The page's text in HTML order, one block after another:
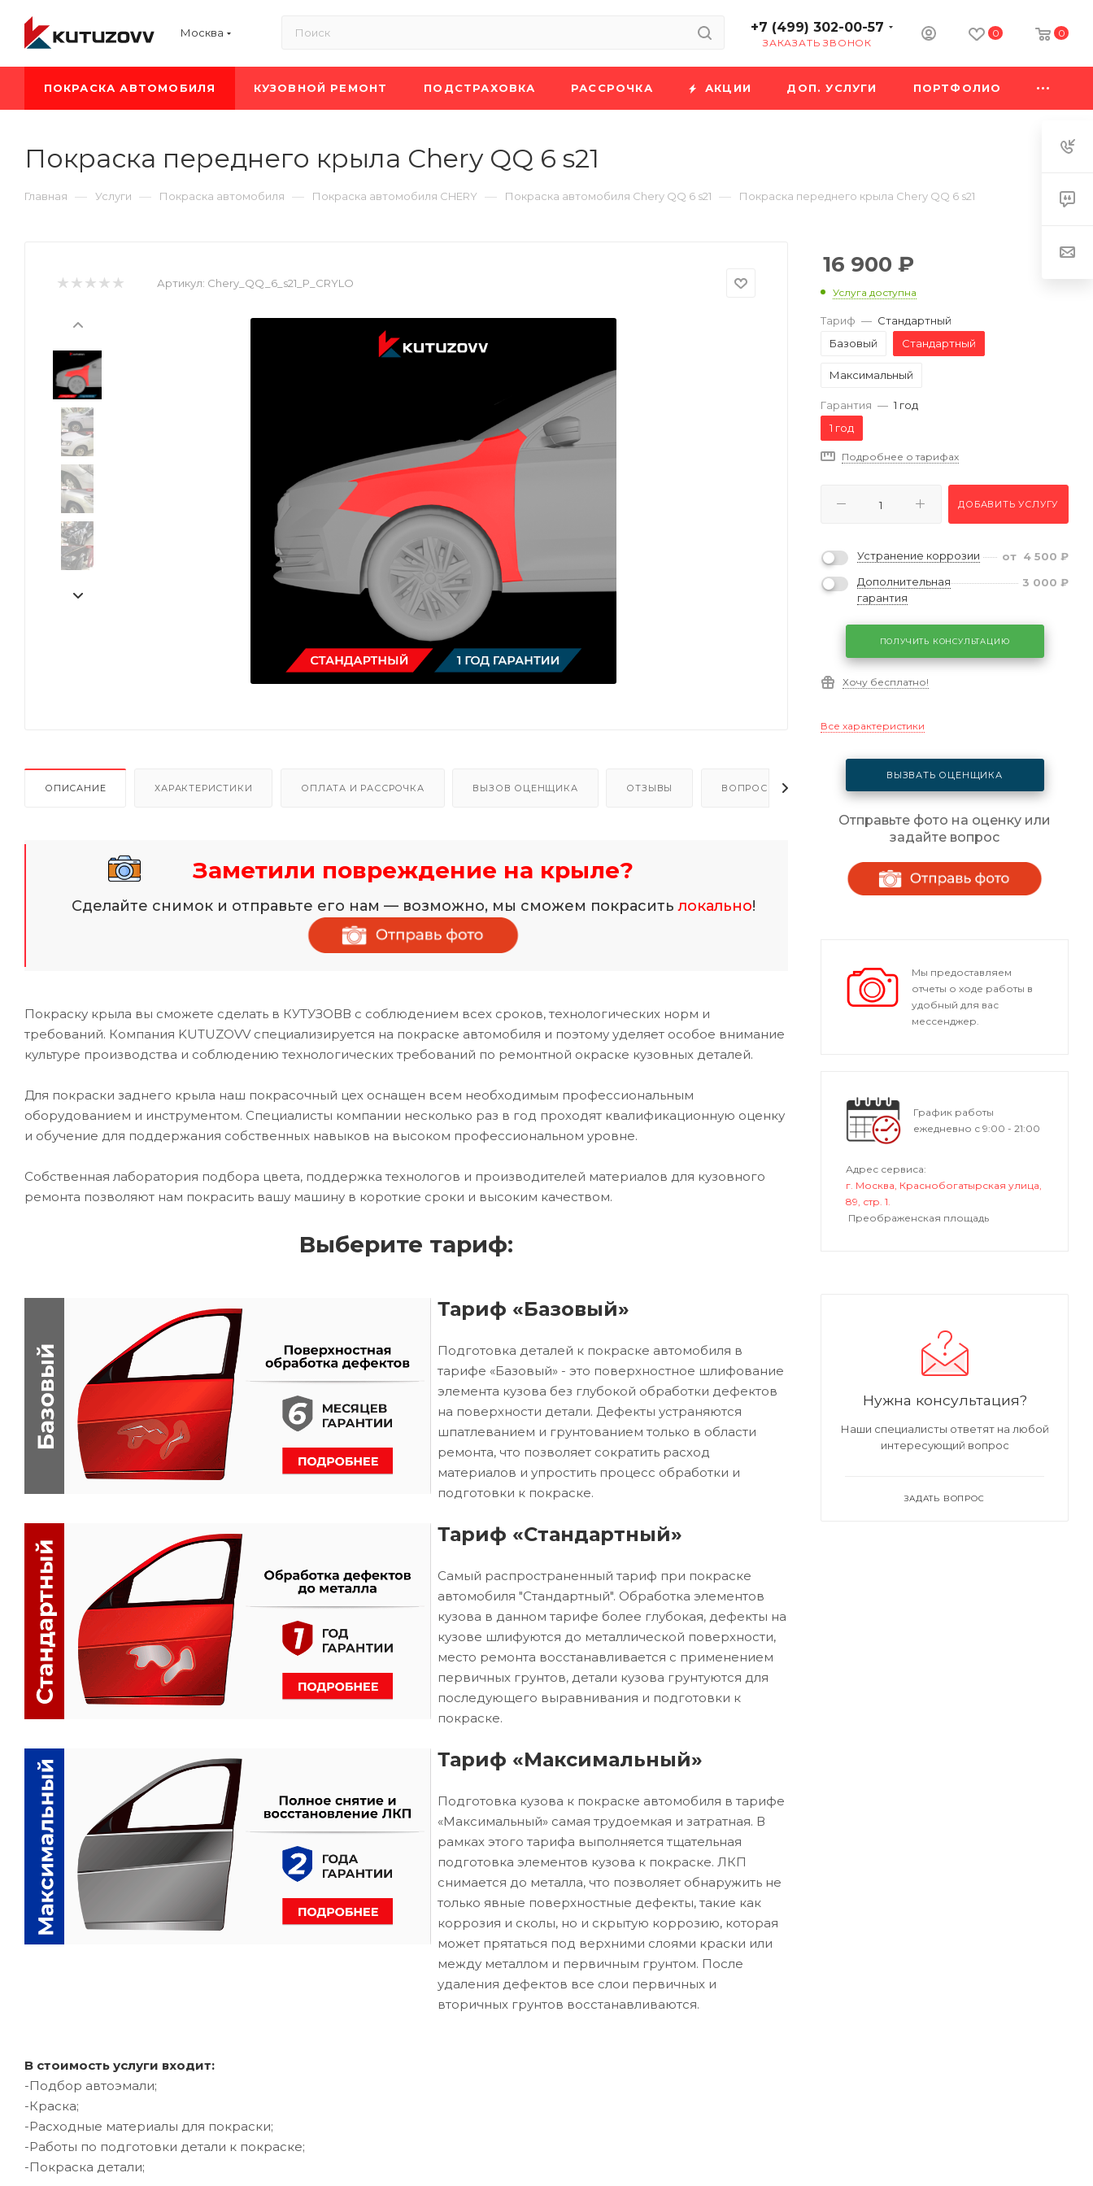
Москва +7 (499) 302-00-57
ЗАКАЗАТЬ ЗВОНОК
0 0
ПОКРАСКА АВТОМОБИЛЯ КУЗОВНОЙ РЕМОНТ ПОДСТРАХОВКА РАССРОЧКА АКЦИИ ДОП. УСЛУГИ ПОРТФОЛИО
Покраска переднего крыла Chery QQ 6 s21
Главная — Услуги — Покраска автомобиля — Покраска автомобиля CHERY — Покраска автомобиля Chery QQ 6 s21 — Покраска переднего крыла Chery QQ 6 s21
Артикул: Chery_QQ_6_s21_P_CRYLO
ОПИСАНИЕ ХАРАКТЕРИСТИКИ ОПЛАТА И РАССРОЧКА ВЫЗОВ ОЦЕНЩИКА ОТЗЫВЫ ВОПРОСЫ - ОТВЕТЫ
Заметили повреждение на крыле?
Сделайте снимок и отправьте его нам — возможно, мы сможем покраситьлокально!
Покраску крыла вы сможете сделать в КУТУЗОВВ с соблюдением всех сроков, технологических норм и
требований. Компания KUTUZOVV специализируется на покраске автомобиля и поэтому уделяет особое внимание
культуре производства и соблюдению технологических требований по ремонтной окраске кузовных деталей.
Для покраски заднего крыла наш покрасочный цех оснащен всем необходимым профессиональным
оборудованием и инструментом. Специалисты компании несколько раз в год проходят квалификационную оценку
и обучение для поддержания собственных навыков на высоком профессиональном уровне.
Собственная лаборатория подбора цвета, поддержка технологов и производителей материалов для кузовного
ремонта позволяют нам покрасить вашу машину в короткие сроки и высоким качеством.
Выберите тариф:
Тариф «Базовый»
Подготовка деталей к покраске автомобиля в
тарифе «Базовый» - это поверхностное шлифование
элемента кузова без глубокой обработки дефектов
на поверхности детали. Дефекты устраняются
шпатлеванием и грунтованием только в области
ремонта, что позволяет сократить расход
материалов и упростить процесс обработки и
подготовки к покраске.
Тариф «Стандартный»
Самый распространенный тариф при покраске
автомобиля "Стандартный". Обработка элементов
кузова в данном тарифе более глубокая, дефекты на
кузове шлифуются до металлической поверхности,
место ремонта восстанавливается с применением
первичных грунтов, детали кузова грунтуются для
последующего выравнивания и подготовки к
покраске.
Тариф «Максимальный»
Подготовка кузова к покраске автомобиля в тарифе
«Максимальный» самая трудоемкая и затратная. В
рамках этого тарифа выполняется тщательная
подготовка элементов кузова к покраске. ЛКП
снимается до металла, что позволяет обнаружить не
только явные поверхностные дефекты, такие как
коррозия и сколы, но и скрытую коррозию, которая
может прятаться под верхними слоями краски или
между металлом и первичным грунтом. После
удаления дефектов все слои первичных и
вторичных грунтов восстанавливаются.
В стоимость услуги входит:
-Подбор автоэмали;
-Краска;
-Расходные материалы для покраски;
-Работы по подготовки детали к покраске;
-Покраска детали;
16 900 ₽
Услуга доступна
Тариф — Стандартный
Базовый
Стандартный
Максимальный
Гарантия — 1 год
1 год
Подробнее о тарифах
ДОБАВИТЬ УСЛУГУ
Устранение коррозии от 4 500 ₽
Дополнительная
гарантия
3 000 ₽
ПОЛУЧИТЬ КОНСУЛЬТАЦИЮ
Хочу бесплатно!
Все характеристики
ВЫЗВАТЬ ОЦЕНЩИКА
Отправьте фото на оценку или
задайте вопрос
Мы предоставляем
отчеты о ходе работы в
удобный для вас
мессенджер.
График работы
ежедневно с 9:00 - 21:00
Адрес сервиса:
г. Москва, Краснобогатырская улица,
89, стр. 1.
Преображенская площадь
Нужна консультация?
Наши специалисты ответят на любой
интересующий вопрос
ЗАДАТЬ ВОПРОС